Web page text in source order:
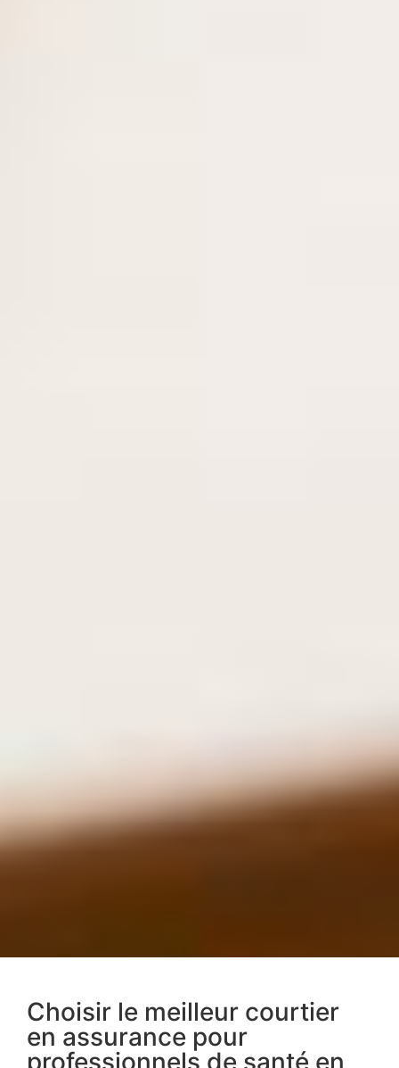
Choisir le meilleur courtier
en assurance pour
professionnels de santé en